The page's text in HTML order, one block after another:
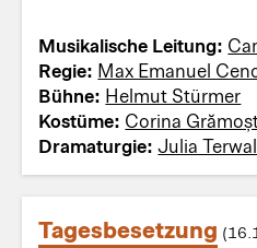
Musikalische Leitung:
Regie: Max Emanuel
Bühne: Helmut Stürmer
Kostüme: Corina
Dramaturgie:Julia
Tagesbesetzung